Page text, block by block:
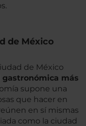
de México
de México
más
supone una
que hacer en
en sí mismas
como la ciudad